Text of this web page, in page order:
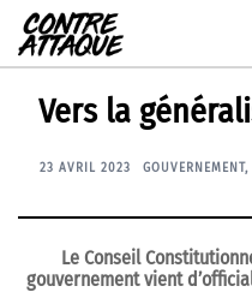
Aller
au
contenu
Vers la
23 AVRIL 2023 GOUVERNEMENT,
Le Conseil
gouvernement vient